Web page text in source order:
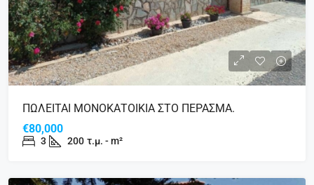
ΠΩΛΕΙΤΑΙ ΜΟΝΟΚΑΤΟΙΚΙΑ ΣΤΟ ΠΕΡΑΣΜΑ.
€80,000
3 200 τ.μ. - m²